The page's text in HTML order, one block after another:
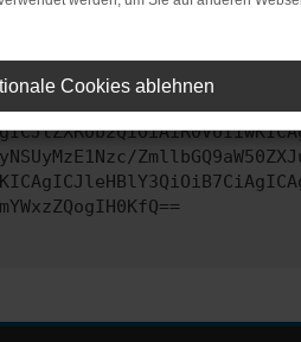
werden versuchen, das Problem
Cookies ablehnen